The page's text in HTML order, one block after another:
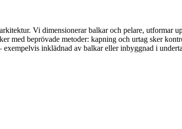
Vi dimensionerar balkar och pelare, utformar
med beprövade metoder: kapning och urtag sker
inklädnad av balkar eller inbyggnad i